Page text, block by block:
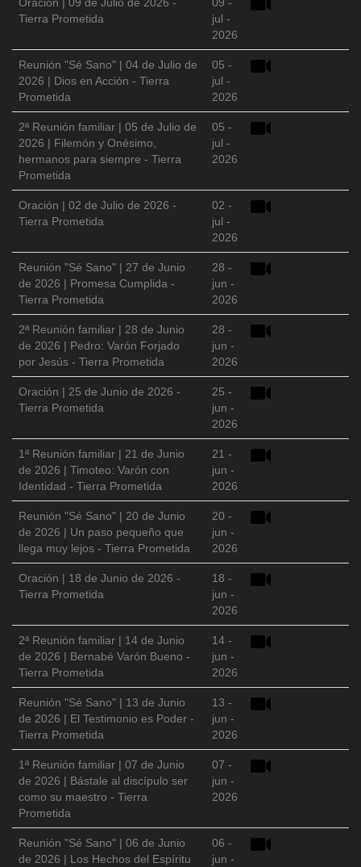
Tierra Prometida
jul -
2026
Reunión "Sé Sano" | 04 de Julio de
2026 | Dios en Acción - Tierra
Prometida
05 -
jul -
2026
2ª Reunión familiar | 05 de Julio de
2026 | Filemón y Onésimo,
hermanos para siempre - Tierra
Prometida
05 -
jul -
2026
Oración | 02 de Julio de 2026 -
Tierra Prometida
02 -
jul -
2026
Reunión "Sé Sano" | 27 de Junio
de 2026 | Promesa Cumplida -
Tierra Prometida
28 -
jun -
2026
2ª Reunión familiar | 28 de Junio
de 2026 | Pedro: Varón Forjado
por Jesús - Tierra Prometida
28 -
jun -
2026
Oración | 25 de Junio de 2026 -
Tierra Prometida
25 -
jun -
2026
1ª Reunión familiar | 21 de Junio
de 2026 | Timoteo: Varón con
Identidad - Tierra Prometida
21 -
jun -
2026
Reunión "Sé Sano" | 20 de Junio
de 2026 | Un paso pequeño que
llega muy lejos - Tierra Prometida
20 -
jun -
2026
Oración | 18 de Junio de 2026 -
Tierra Prometida
18 -
jun -
2026
2ª Reunión familiar | 14 de Junio
de 2026 | Bernabé Varón Bueno -
Tierra Prometida
14 -
jun -
2026
Reunión "Sé Sano" | 13 de Junio
de 2026 | El Testimonio es Poder -
Tierra Prometida
13 -
jun -
2026
1ª Reunión familiar | 07 de Junio
de 2026 | Bástale al discípulo ser
como su maestro - Tierra
Prometida
07 -
jun -
2026
Reunión "Sé Sano" | 06 de Junio
de 2026 | Los Hechos del Espíritu
06 -
jun -